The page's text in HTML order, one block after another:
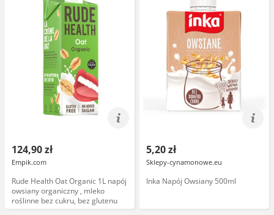
124,90 zł
Empik.com
Rude Health Oat Organic 1L napój
owsiany organiczny , mleko
roślinne bez cukru, bez glutenu
5,20 zł
Sklepy-cynamonowe.eu
Inka Napój Owsiany 500ml